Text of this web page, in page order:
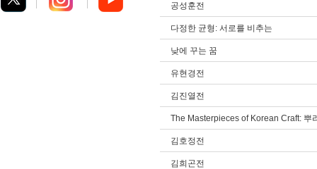
공성훈전
다정한 균형: 서로를 비추는
낮에 꾸는 꿈
유현경전
김진열전
The Masterpieces of Korean Craft: 뿌
김호정전
김희곤전